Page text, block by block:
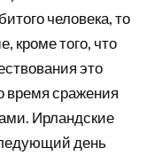
человека, то
кроме того, что
это
время сражения
Ирландские
день